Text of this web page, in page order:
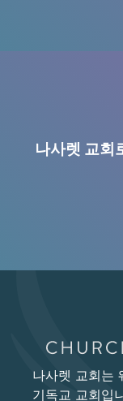
나사렛 교회
나사렛 교회는
기독교 교회입